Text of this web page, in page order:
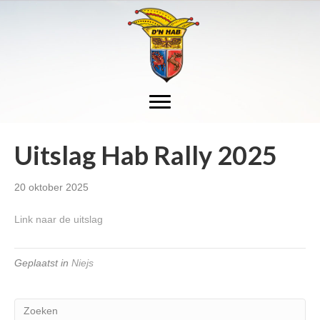
Uitslag Hab Rally 2025
20 oktober 2025
Link naar de uitslag
Geplaatst in Niejs